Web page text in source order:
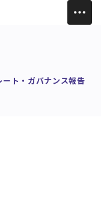
ート・ガバナンス報告